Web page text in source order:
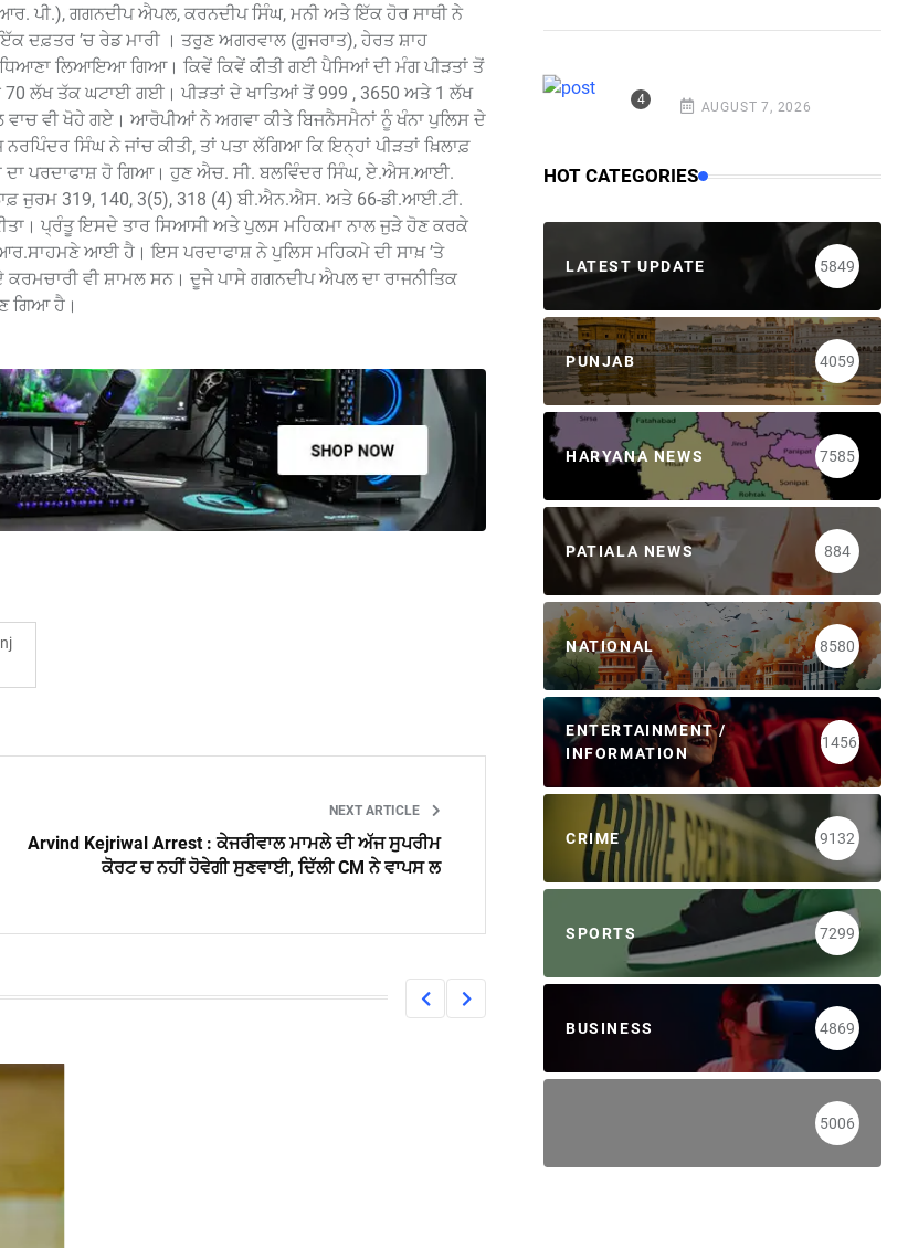
ਪੀ.), ਗਗਨਦੀਪ ਐਪਲ, ਕਰਨਦੀਪ ਸਿੰਘ, ਮਨੀ ਅਤੇ ਇੱਕ ਹੋਰ ਸਾਥੀ ਨੇ
ਦਫ਼ਤਰ ’ਚ ਰੇਡ ਮਾਰੀ । ਤਰੁਣ ਅਗਰਵਾਲ (ਗੁਜਰਾਤ), ਹੇਰਤ ਸ਼ਾਹ
ਲਿਆਇਆ ਗਿਆ। ਕਿਵੇਂ ਕਿਵੇਂ ਕੀਤੀ ਗਈ ਪੈਸਿਆਂ ਦੀ ਮੰਗ ਪੀੜਤਾਂ ਤੋਂ
ਲੱਖ ਤੱਕ ਘਟਾਈ ਗਈ। ਪੀੜਤਾਂ ਦੇ ਖਾਤਿਆਂ ਤੋਂ 999 , 3650 ਅਤੇ 1 ਲੱਖ
ਵੀ ਖੋਹੇ ਗਏ। ਆਰੋਪੀਆਂ ਨੇ ਅਗਵਾ ਕੀਤੇ ਬਿਜਨੈਸਮੈਨਾਂ ਨੂੰ ਖੰਨਾ ਪੁਲਿਸ ਦੇ
ਸਿੰਘ ਨੇ ਜਾਂਚ ਕੀਤੀ, ਤਾਂ ਪਤਾ ਲੱਗਿਆ ਕਿ ਇਨ੍ਹਾਂ ਪੀੜਤਾਂ ਖ਼ਿਲਾਫ਼
ਦਾ ਪਰਦਾਫਾਸ਼ ਹੋ ਗਿਆ। ਹੁਣ ਐਚ. ਸੀ. ਬਲਵਿੰਦਰ ਸਿੰਘ, ਏ.ਐਸ.ਆਈ.
ਜੁਰਮ 319, 140, 3(5), 318 (4) ਬੀ.ਐਨ.ਐਸ. ਅਤੇ 66-ਡੀ.ਆਈ.ਟੀ.
ਪ੍ਰੰਤੂ ਇਸਦੇ ਤਾਰ ਸਿਆਸੀ ਅਤੇ ਪੁਲਸ ਮਹਿਕਮਾ ਨਾਲ ਜੁੜੇ ਹੋਣ ਕਰਕੇ
ਆਈ ਹੈ। ਇਸ ਪਰਦਾਫਾਸ਼ ਨੇ ਪੁਲਿਸ ਮਹਿਕਮੇ ਦੀ ਸਾਖ਼ ’ਤੇ
ਵੀ ਸ਼ਾਮਲ ਸਨ। ਦੂਜੇ ਪਾਸੇ ਗਗਨਦੀਪ ਐਪਲ ਦਾ ਰਾਜਨੀਤਿਕ
ਗਿਆ ਹੈ।
NEXT ARTICLE
Arvind Kejriwal Arrest : ਕੇਜਰੀਵਾਲ ਮਾਮਲੇ ਦੀ ਅੱਜ ਸੁਪਰੀਮ
ਕੋਰਟ ਚ ਨਹੀਂ ਹੋਵੇਗੀ ਸੁਣਵਾਈ, ਦਿੱਲੀ CM ਨੇ ਵਾਪਸ ਲ
AUGUST 7, 2026
HOT CATEGORIES
LATEST UPDATE 5849
PUNJAB 4059
HARYANA NEWS 7585
PATIALA NEWS 884
NATIONAL 8580
ENTERTAINMENT /
INFORMATION
1456
CRIME 9132
SPORTS 7299
BUSINESS 4869
5006